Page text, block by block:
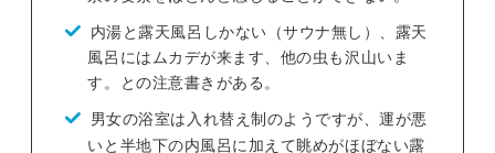
内湯と露天風呂しかない（サウナ無し）、露天
風呂にはムカデが来ます、他の虫も沢山いま
す。との注意書きがある。
男女の浴室は入れ替え制のようですが、運が悪
いと半地下の内風呂に加えて眺めがほぼない露